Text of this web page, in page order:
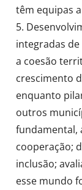
têm equipas
5.
integradas
a coesão
crescimento
enquanto
outros
fundamental,
cooperação;
inclusão;
esse mundo